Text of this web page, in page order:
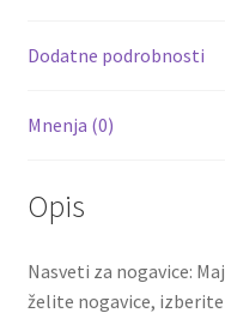
k
Dodatne podrobnosti
Mnenja (0)
Opis
Nasveti za nogavice:
želite nogavice,